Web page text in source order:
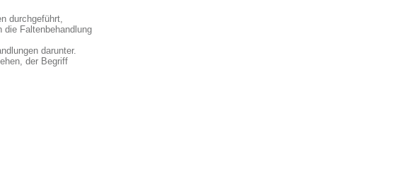
durchgeführt,
Faltenbehandlung
darunter.
der Begriff